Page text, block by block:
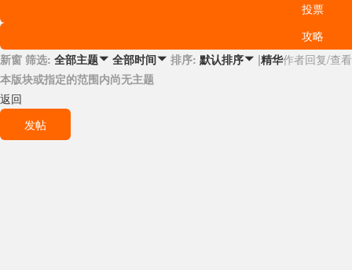
投票
攻略
新窗 筛选: 全部主题 全部时间  排序: 默认排序 |精华作者回复/查看
本版块或指定的范围内尚无主题
返回
发帖